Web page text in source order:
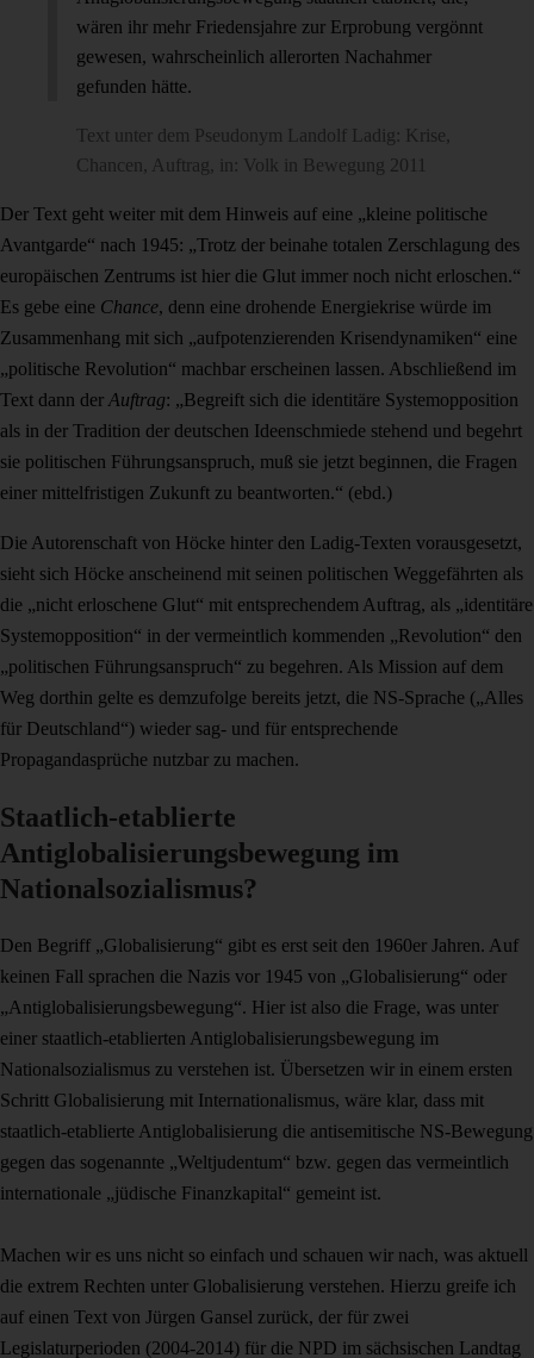
wären ihr mehr Friedensjahre zur Erprobung vergönnt
gewesen, wahrscheinlich allerorten Nachahmer
gefunden hätte.
Text unter dem Pseudonym Landolf Ladig: Krise,
Chancen, Auftrag, in: Volk in Bewegung 2011
Der Text geht weiter mit dem Hinweis auf eine „kleine politische
Avantgarde“ nach 1945: „Trotz der beinahe totalen Zerschlagung des
europäischen Zentrums ist hier die Glut immer noch nicht erloschen.“
Es gebe eine Chance, denn eine drohende Energiekrise würde im
Zusammenhang mit sich „aufpotenzierenden Krisendynamiken“ eine
„politische Revolution“ machbar erscheinen lassen. Abschließend im
Text dann der Auftrag: „Begreift sich die identitäre Systemopposition
als in der Tradition der deutschen Ideenschmiede stehend und begehrt
sie politischen Führungsanspruch, muß sie jetzt beginnen, die Fragen
einer mittelfristigen Zukunft zu beantworten.“ (ebd.)
Die Autorenschaft von Höcke hinter den Ladig-Texten vorausgesetzt,
sieht sich Höcke anscheinend mit seinen politischen Weggefährten als
die „nicht erloschene Glut“ mit entsprechendem Auftrag, als „identitäre
Systemopposition“ in der vermeintlich kommenden „Revolution“ den
„politischen Führungsanspruch“ zu begehren. Als Mission auf dem
Weg dorthin gelte es demzufolge bereits jetzt, die NS-Sprache („Alles
für Deutschland“) wieder sag- und für entsprechende
Propagandasprüche nutzbar zu machen.
Staatlich-etablierte
Antiglobalisierungsbewegung im
Nationalsozialismus?
Den Begriff „Globalisierung“ gibt es erst seit den 1960er Jahren. Auf
keinen Fall sprachen die Nazis vor 1945 von „Globalisierung“ oder
„Antiglobalisierungsbewegung“. Hier ist also die Frage, was unter
einer staatlich-etablierten Antiglobalisierungsbewegung im
Nationalsozialismus zu verstehen ist. Übersetzen wir in einem ersten
Schritt Globalisierung mit Internationalismus, wäre klar, dass mit
staatlich-etablierte Antiglobalisierung die antisemitische NS-Bewegung
gegen das sogenannte „Weltjudentum“ bzw. gegen das vermeintlich
internationale „jüdische Finanzkapital“ gemeint ist.
Machen wir es uns nicht so einfach und schauen wir nach, was aktuell
die extrem Rechten unter Globalisierung verstehen. Hierzu greife ich
auf einen Text von Jürgen Gansel zurück, der für zwei
Legislaturperioden (2004-2014) für die NPD im sächsischen Landtag